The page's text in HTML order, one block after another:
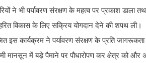
ने भी पर्यावरण संरक्षण के महत्व पर प्रकाश
विकास के लिए सक्रिय योगदान देने की शपथ ली।
इस कार्यक्रम ने पर्यावरण संरक्षण के प्रति
मानसून में बड़े पैमाने पर पौधारोपण कर क्षेत्र को और